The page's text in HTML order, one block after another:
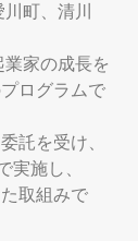
町、清川
家の成長を
ログラムで
託を受け、
実施し、
取組みで